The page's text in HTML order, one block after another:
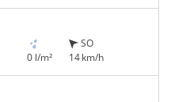
0 l/m²
SO
14 km/h